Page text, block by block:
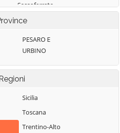
Sassoferrato
Senigallia
Serra San Quirico
Staffolo
PESARO E
URBINO
Sicilia
Toscana
Trentino-Alto